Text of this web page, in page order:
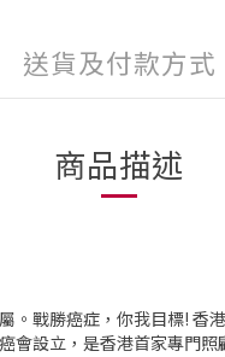
送貨及付款方式
商品描述
戰勝癌症，你我目標!
設立，是香港首家專門